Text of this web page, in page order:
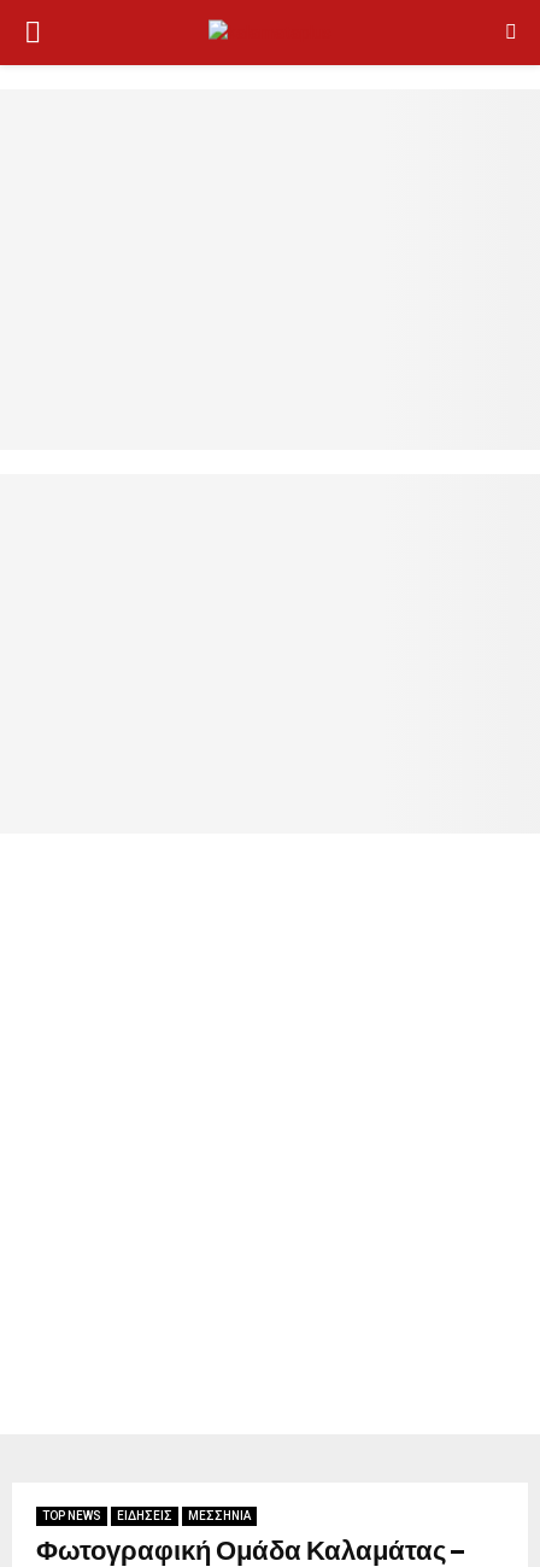
PRIMARY
TOP NEWS ΕΙΔΗΣΕΙΣ ΜΕΣΣΗΝΙΑ
Φωτογραφική Ομάδα Καλαμάτας –